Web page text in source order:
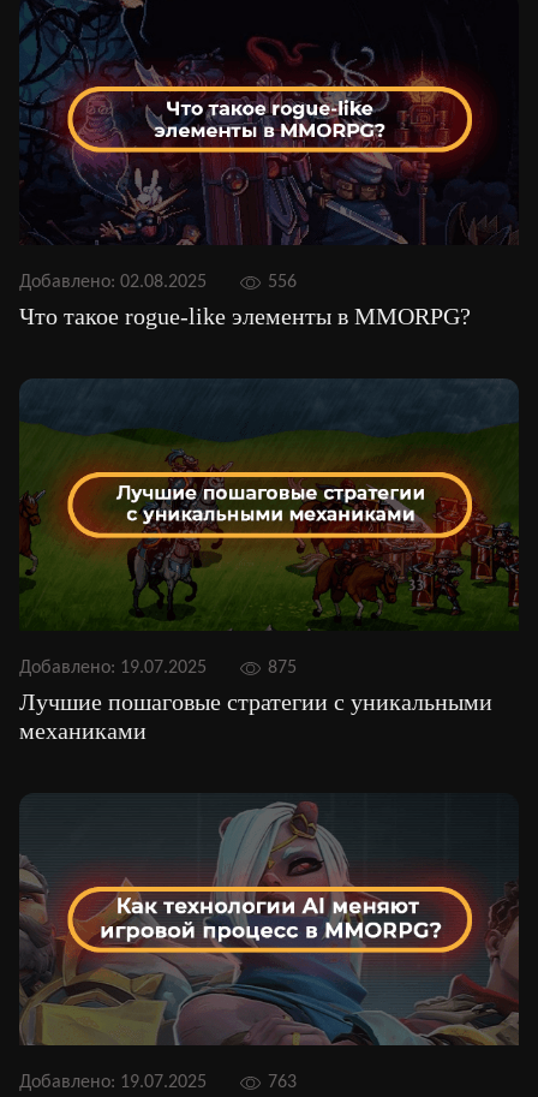
Добавлено: 02.08.2025 556
Что такое rogue-like элементы в MMORPG?
Добавлено: 19.07.2025 875
Лучшие пошаговые стратегии с уникальными
механиками
Добавлено: 19.07.2025 763